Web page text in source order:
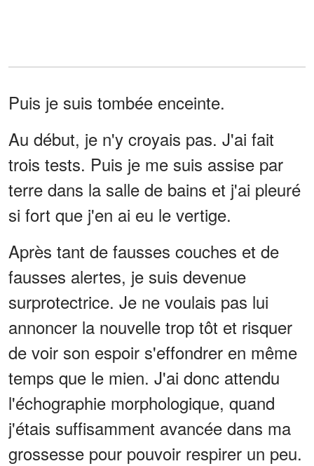
Puis je suis tombée enceinte.
Au début, je n'y croyais pas. J'ai fait
trois tests. Puis je me suis assise par
terre dans la salle de bains et j'ai pleuré
si fort que j'en ai eu le vertige.
Après tant de fausses couches et de
fausses alertes, je suis devenue
surprotectrice. Je ne voulais pas lui
annoncer la nouvelle trop tôt et risquer
de voir son espoir s'effondrer en même
temps que le mien. J'ai donc attendu
l'échographie morphologique, quand
j'étais suffisamment avancée dans ma
grossesse pour pouvoir respirer un peu.